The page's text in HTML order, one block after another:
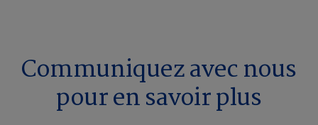
Communiquez avec nous
pour en savoir plus